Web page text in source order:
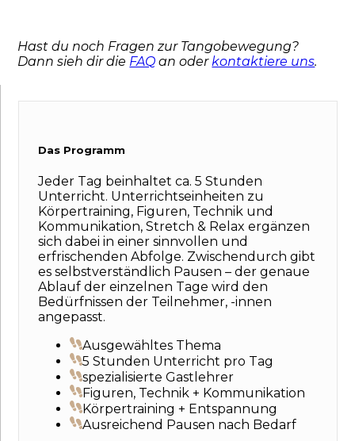
Hast du noch Fragen zur Tangobewegung?
Dann sieh dir die FAQ an oderkontaktiere uns.
Das Programm
Jeder Tag beinhaltet ca. 5 Stunden
Unterricht. Unterrichtseinheiten zu
Körpertraining, Figuren, Technik und
Kommunikation, Stretch & Relax ergänzen
sich dabei in einer sinnvollen und
erfrischenden Abfolge. Zwischendurch gibt
es selbstverständlich Pausen – der genaue
Ablauf der einzelnen Tage wird den
Bedürfnissen der Teilnehmer, -innen
angepasst.
Ausgewähltes Thema
5 Stunden Unterricht pro Tag
spezialisierte Gastlehrer
Figuren, Technik + Kommunikation
Körpertraining + Entspannung
Ausreichend Pausen nach Bedarf